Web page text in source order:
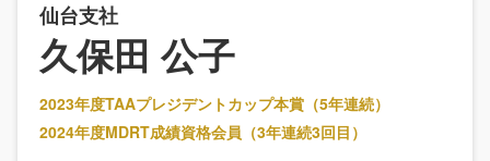
仙台支社
久保田 公子
2023年度TAAプレジデントカップ本賞（5年連続）
2024年度MDRT成績資格会員（3年連続3回目）